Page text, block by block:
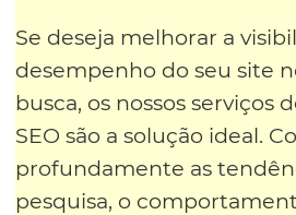
Se deseja melhorar a
desempenho do seu site
busca, os nossos serviços
SEO são a solução ideal.
profundamente as
pesquisa, o